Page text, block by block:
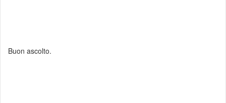
Buon ascolto.